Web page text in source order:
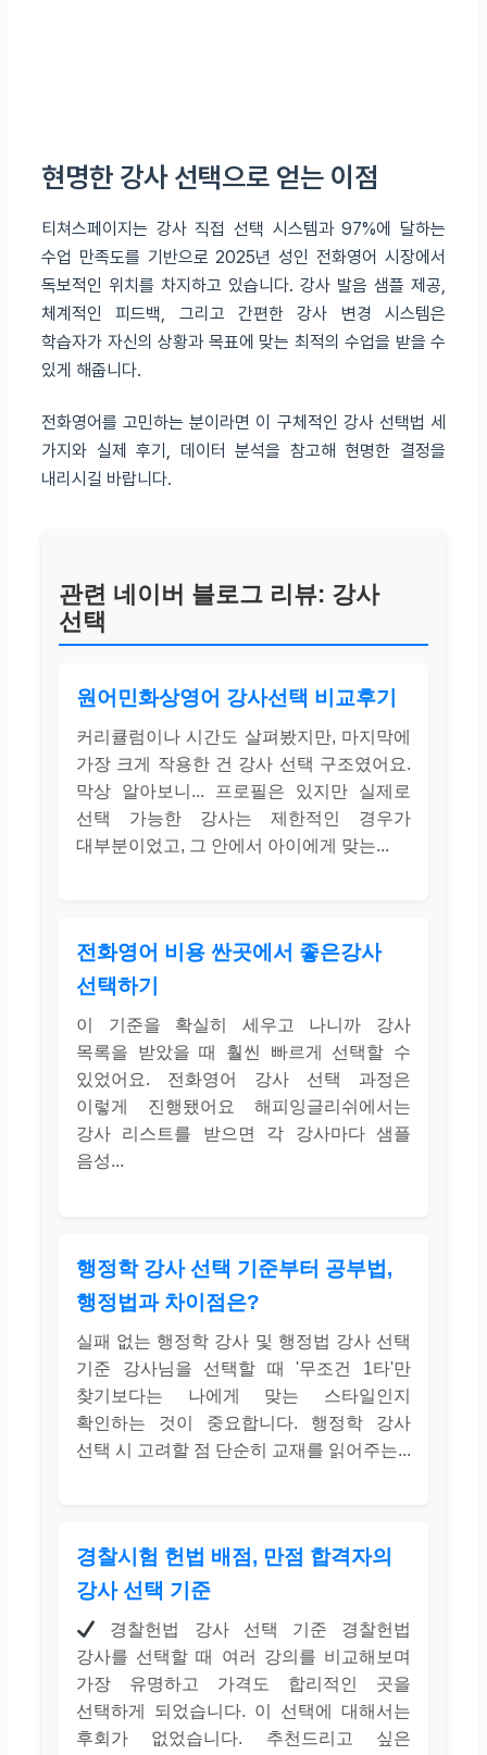
현명한 강사 선택으로 얻는 이점
티쳐스페이지는 강사 직접 선택 시스템과 97%에 달하는
수업 만족도를 기반으로 2025년 성인 전화영어 시장에서
독보적인 위치를 차지하고 있습니다. 강사 발음 샘플 제공,
체계적인 피드백, 그리고 간편한 강사 변경 시스템은
학습자가 자신의 상황과 목표에 맞는 최적의 수업을 받을 수
있게 해줍니다.
전화영어를 고민하는 분이라면 이 구체적인 강사 선택법 세
가지와 실제 후기, 데이터 분석을 참고해 현명한 결정을
내리시길 바랍니다.
관련 네이버 블로그 리뷰: 강사
선택
원어민화상영어 강사선택 비교후기
커리큘럼이나 시간도 살펴봤지만, 마지막에
가장 크게 작용한 건 강사 선택 구조였어요.
막상 알아보니... 프로필은 있지만 실제로
선택 가능한 강사는 제한적인 경우가
대부분이었고, 그 안에서 아이에게 맞는...
전화영어 비용 싼곳에서 좋은강사
선택하기
이 기준을 확실히 세우고 나니까 강사
목록을 받았을 때 훨씬 빠르게 선택할 수
있었어요. 전화영어 강사 선택 과정은
이렇게 진행됐어요 해피잉글리쉬에서는
강사 리스트를 받으면 각 강사마다 샘플
음성...
행정학 강사 선택 기준부터 공부법,
행정법과 차이점은?
실패 없는 행정학 강사 및 행정법 강사 선택
기준 강사님을 선택할 때 '무조건 1타'만
찾기보다는 나에게 맞는 스타일인지
확인하는 것이 중요합니다. 행정학 강사
선택 시 고려할 점 단순히 교재를 읽어주는...
경찰시험 헌법 배점, 만점 합격자의
강사 선택 기준
경찰헌법 강사 선택 기준 경찰헌법
강사를 선택할 때 여러 강의를 비교해보며
가장 유명하고 가격도 합리적인 곳을
선택하게 되었습니다. 이 선택에 대해서는
후회가 없었습니다. 추천드리고 싶은